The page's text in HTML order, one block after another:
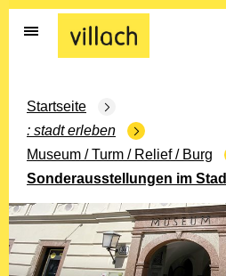
Gehe zur Startseite
Startseite
stadt erleben
Museum / Turm / Relief / Burg
Sonderausstellungen im